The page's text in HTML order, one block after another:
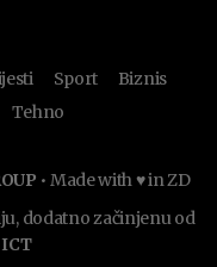
Sport
Biznis
Tehno
• Made with ♥ in ZD
dodatno začinjenu od